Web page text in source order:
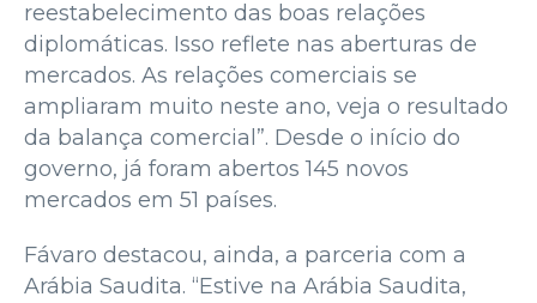
reestabelecimento das boas relações
diplomáticas. Isso reflete nas aberturas de
mercados. As relações comerciais se
ampliaram muito neste ano, veja o resultado
da balança comercial”. Desde o início do
governo, já foram abertos 145 novos
mercados em 51 países.
Fávaro destacou, ainda, a parceria com a
Arábia Saudita. “Estive na Arábia Saudita,